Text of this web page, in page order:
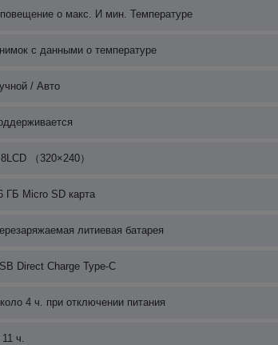
о макс. И мин. Температуре
с данными о температуре
/ Авто
（320×240）
ГБ Micro SD карта
литиевая батарея
Direct Charge Type-C
4 ч. при отключении питания
11 ч.